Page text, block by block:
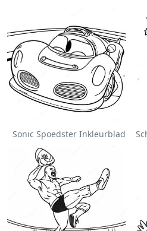
Sonic Spoedster Inkleurblad